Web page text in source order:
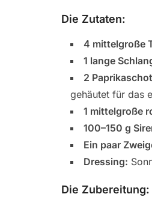
Die Zutaten:
4 mittelgroße
1 lange
2
gehäutet für das
1 mittelgroße
100–150 g
Ein paar
Dressing:
Die Zubereitung: